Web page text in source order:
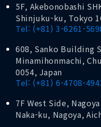
5F, Akebonobashi
Shinjuku-ku, Tokyo
Tel: (+81) 3-6261-
608, Sanko Building
Minamihonmachi,
0054, Japan
Tel: (+81) 6-4708-
7F West Side,
Naka-ku, Nagoya,